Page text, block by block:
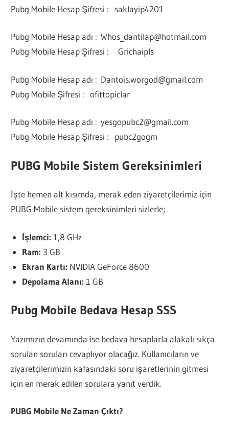
Pubg Mobile Hesap Şifresi : saklayip4201
Pubg Mobile Hesap adı :Whos_dantilap@hotmail.com
Pubg Mobile Hesap Şifresi : Grichaipls
Pubg Mobile Hesap adı : Dantois.worgod@gmail.com
Pubg Mobile Şifresi : ofittopiclar
Pubg Mobile Hesap adı :yesgopubc2@gmail.com
Pubg Mobile Hesap Şifresi : pubc2gogm
PUBG Mobile Sistem Gereksinimleri
İşte hemen alt kısımda, merak eden ziyaretçilerimiz için
PUBG Mobile sistem gereksinimleri sizlerle;
İşlemci: 1,8 GHz
Ram: 3 GB
Ekran Kartı: NVIDIA GeForce 8600
Depolama Alanı: 1 GB
Pubg Mobile Bedava Hesap SSS
Yazımızın devamında ise bedava hesaplarla alakalı sıkça
sorulan soruları cevaplıyor olacağız. Kullanıcıların ve
ziyaretçilerimizin kafasındaki soru işaretlerinin gitmesi
için en merak edilen sorulara yanıt verdik.
PUBG Mobile Ne Zaman Çıktı?